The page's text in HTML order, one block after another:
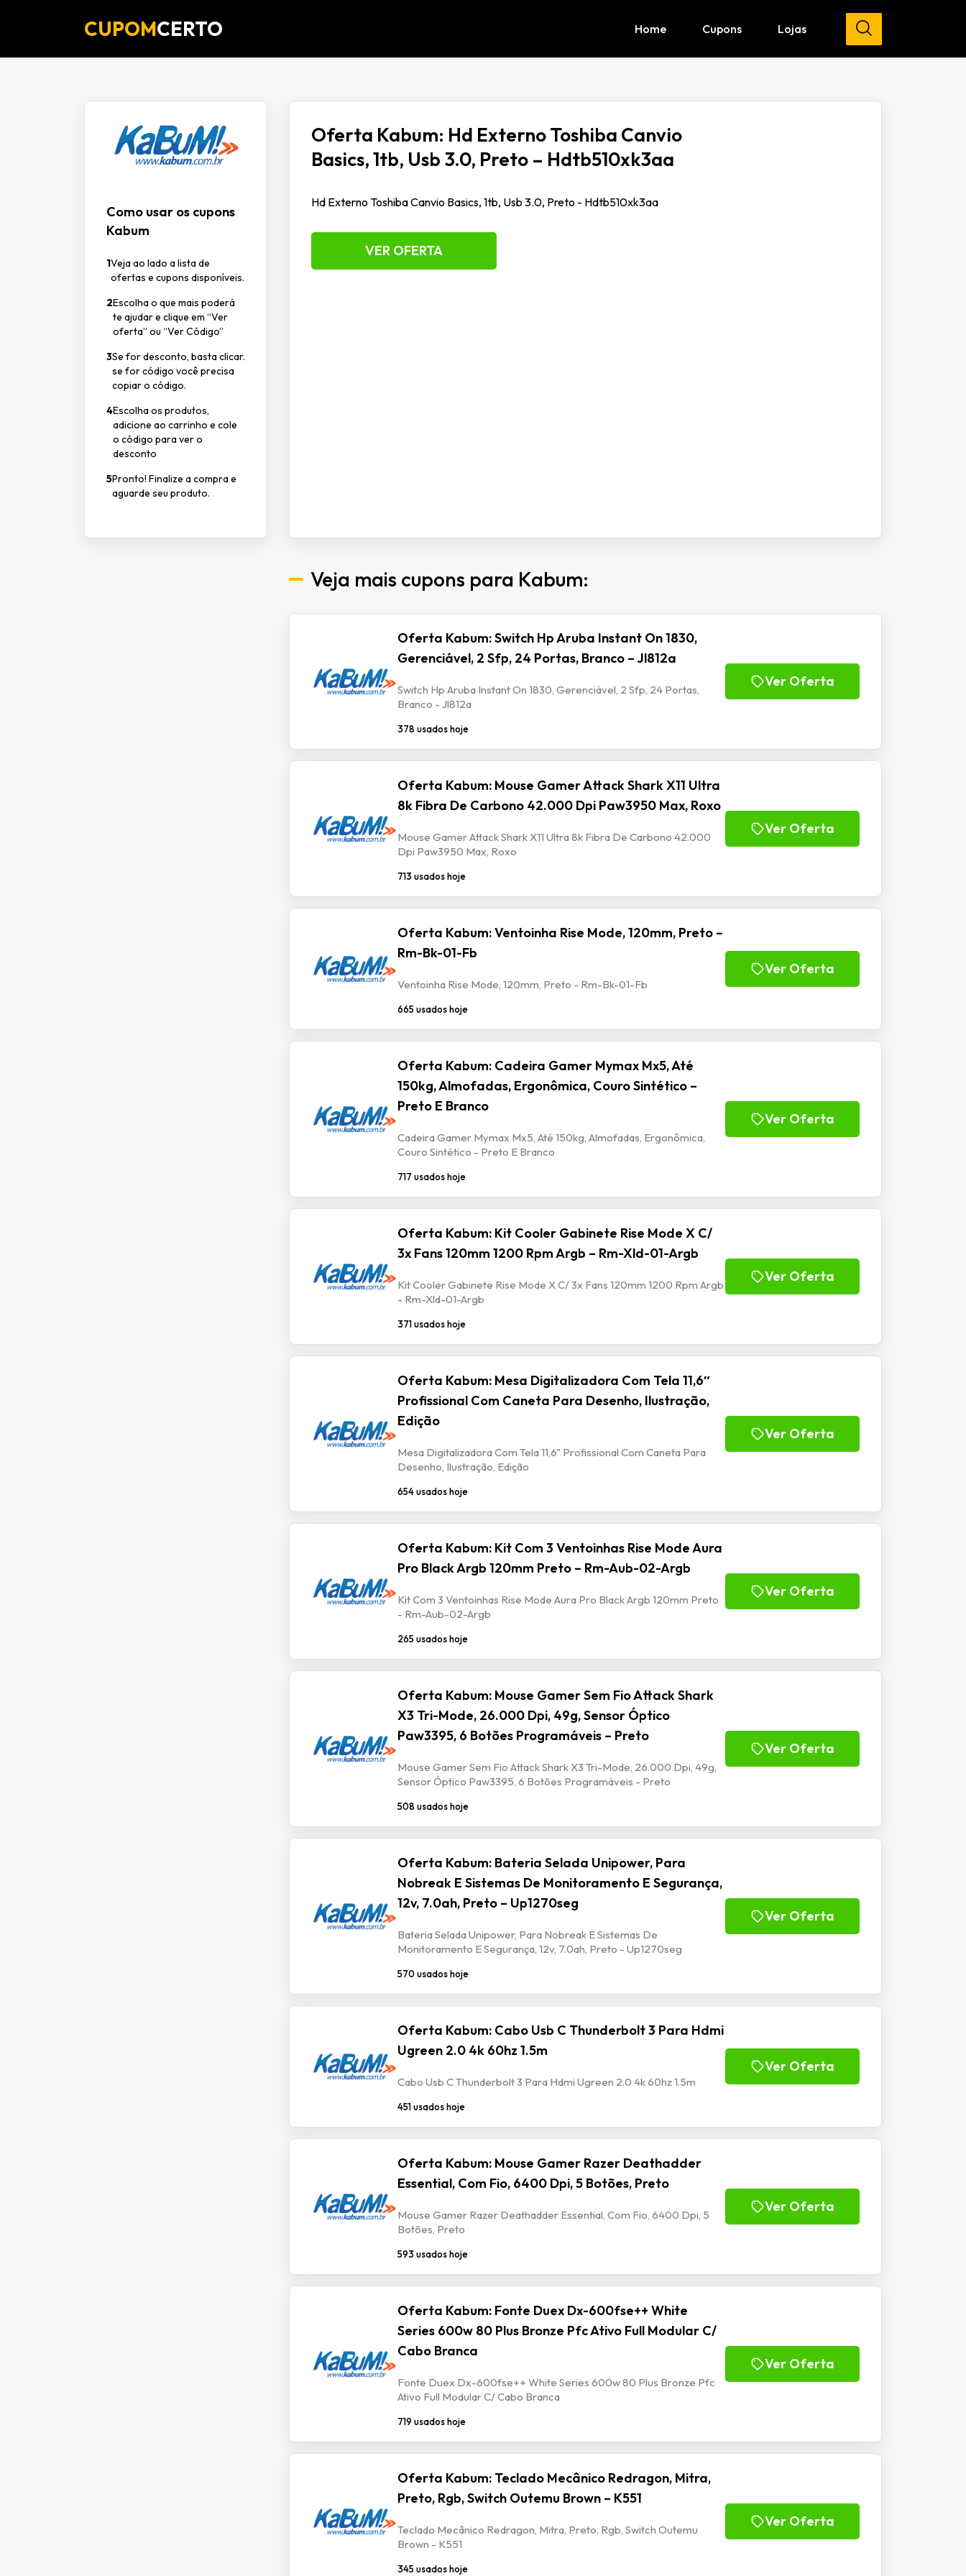
CUPOMCERTO Home Cupons Lojas
Como usar os cupons
Kabum
1Veja ao lado a lista de
ofertas e cupons disponíveis.
2Escolha o que mais poderá
te ajudar e clique em “Ver
oferta” ou “Ver Código”
3Se for desconto, basta clicar.
se for código você precisa
copiar o código.
4Escolha os produtos,
adicione ao carrinho e cole
o código para ver o
desconto
5Pronto! Finalize a compra e
aguarde seu produto.
Oferta Kabum: Hd Externo Toshiba Canvio
Basics, 1tb, Usb 3.0, Preto – Hdtb510xk3aa
Hd Externo Toshiba Canvio Basics, 1tb, Usb 3.0, Preto - Hdtb510xk3aa
VER OFERTA
Veja mais cupons para Kabum:
Oferta Kabum: Switch Hp Aruba Instant On 1830,
Gerenciável, 2 Sfp, 24 Portas, Branco – Jl812a
Switch Hp Aruba Instant On 1830, Gerenciável, 2 Sfp, 24 Portas,
Branco - Jl812a
378 usados hoje
Ver Oferta
Oferta Kabum: Mouse Gamer Attack Shark X11 Ultra
8k Fibra De Carbono 42.000 Dpi Paw3950 Max, Roxo
Mouse Gamer Attack Shark X11 Ultra 8k Fibra De Carbono 42.000
Dpi Paw3950 Max, Roxo
713 usados hoje
Ver Oferta
Oferta Kabum: Ventoinha Rise Mode, 120mm, Preto –
Rm-Bk-01-Fb
Ventoinha Rise Mode, 120mm, Preto - Rm-Bk-01-Fb
665 usados hoje
Ver Oferta
Oferta Kabum: Cadeira Gamer Mymax Mx5, Até
150kg, Almofadas, Ergonômica, Couro Sintético –
Preto E Branco
Cadeira Gamer Mymax Mx5, Até 150kg, Almofadas, Ergonômica,
Couro Sintético - Preto E Branco
717 usados hoje
Ver Oferta
Oferta Kabum: Kit Cooler Gabinete Rise Mode X C/
3x Fans 120mm 1200 Rpm Argb – Rm-Xld-01-Argb
Kit Cooler Gabinete Rise Mode X C/ 3x Fans 120mm 1200 Rpm Argb
- Rm-Xld-01-Argb
371 usados hoje
Ver Oferta
Oferta Kabum: Mesa Digitalizadora Com Tela 11,6″
Profissional Com Caneta Para Desenho, Ilustração,
Edição
Mesa Digitalizadora Com Tela 11,6" Profissional Com Caneta Para
Desenho, Ilustração, Edição
654 usados hoje
Ver Oferta
Oferta Kabum: Kit Com 3 Ventoinhas Rise Mode Aura
Pro Black Argb 120mm Preto – Rm-Aub-02-Argb
Kit Com 3 Ventoinhas Rise Mode Aura Pro Black Argb 120mm Preto
- Rm-Aub-02-Argb
265 usados hoje
Ver Oferta
Oferta Kabum: Mouse Gamer Sem Fio Attack Shark
X3 Tri-Mode, 26.000 Dpi, 49g, Sensor Óptico
Paw3395, 6 Botões Programáveis – Preto
Mouse Gamer Sem Fio Attack Shark X3 Tri-Mode, 26.000 Dpi, 49g,
Sensor Óptico Paw3395, 6 Botões Programáveis - Preto
508 usados hoje
Ver Oferta
Oferta Kabum: Bateria Selada Unipower, Para
Nobreak E Sistemas De Monitoramento E Segurança,
12v, 7.0ah, Preto – Up1270seg
Bateria Selada Unipower, Para Nobreak E Sistemas De
Monitoramento E Segurança, 12v, 7.0ah, Preto - Up1270seg
570 usados hoje
Ver Oferta
Oferta Kabum: Cabo Usb C Thunderbolt 3 Para Hdmi
Ugreen 2.0 4k 60hz 1.5m
Cabo Usb C Thunderbolt 3 Para Hdmi Ugreen 2.0 4k 60hz 1.5m
451 usados hoje
Ver Oferta
Oferta Kabum: Mouse Gamer Razer Deathadder
Essential, Com Fio, 6400 Dpi, 5 Botões, Preto
Mouse Gamer Razer Deathadder Essential, Com Fio, 6400 Dpi, 5
Botões, Preto
593 usados hoje
Ver Oferta
Oferta Kabum: Fonte Duex Dx-600fse++ White
Series 600w 80 Plus Bronze Pfc Ativo Full Modular C/
Cabo Branca
Fonte Duex Dx-600fse++ White Series 600w 80 Plus Bronze Pfc
Ativo Full Modular C/ Cabo Branca
719 usados hoje
Ver Oferta
Oferta Kabum: Teclado Mecânico Redragon, Mitra,
Preto, Rgb, Switch Outemu Brown – K551
Teclado Mecânico Redragon, Mitra, Preto, Rgb, Switch Outemu
Brown - K551
345 usados hoje
Ver Oferta